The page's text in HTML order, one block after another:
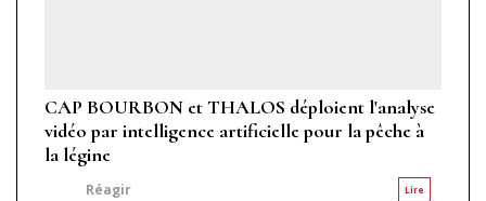
CAP BOURBON et THALOS déploient l'analyse
vidéo par intelligence artificielle pour la pêche à
la légine
Lire
Réagir